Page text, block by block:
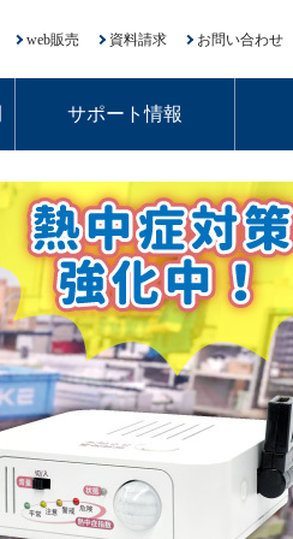
web販売 資料請求 お問い合わせ
サポート情報